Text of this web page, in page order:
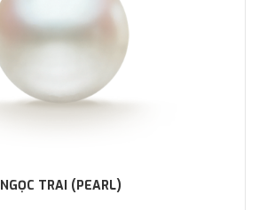
NGỌC TRAI (PEARL)